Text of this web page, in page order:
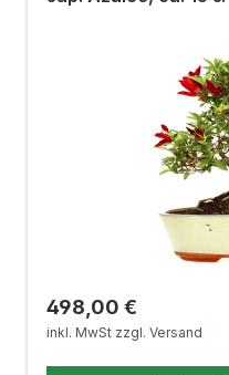
Regulärer Preis:
498,00 €
inkl. MwSt zzgl. Versand